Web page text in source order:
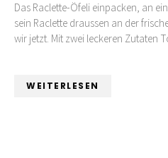
Das Raclette-Öfeli einpacken, an
sein Raclette draussen an der
wir jetzt. Mit zwei leckeren Zutaten
WEITERLESEN